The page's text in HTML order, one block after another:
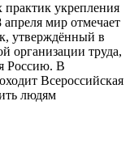
укрепления
мир отмечает
утверждённый в
организации труда,
Россию. В
Всероссийская
людям